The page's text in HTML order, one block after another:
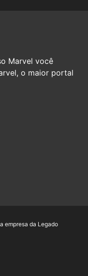
Marvel você
o maior portal
empresa da Legado